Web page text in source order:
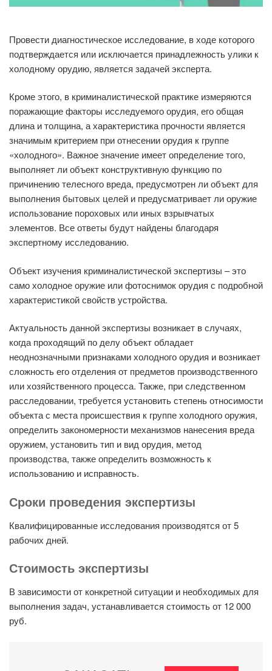
Провести диагностическое исследование, в ходе которого
подтверждается или исключается принадлежность улики к
холодному орудию, является задачей эксперта.
Кроме этого, в криминалистической практике измеряются
поражающие факторы исследуемого орудия, его общая
длина и толщина, а характеристика прочности является
значимым критерием при отнесении орудия к группе
«холодного». Важное значение имеет определение того,
выполняет ли объект конструктивную функцию по
причинению телесного вреда, предусмотрен ли объект для
выполнения бытовых целей и предусматривает ли оружие
использование пороховых или иных взрывчатых
элементов. Все ответы будут найдены благодаря
экспертному исследованию.
Объект изучения криминалистической экспертизы – это
само холодное оружие или фотоснимок орудия с подробной
характеристикой свойств устройства.
Актуальность данной экспертизы возникает в случаях,
когда проходящий по делу объект обладает
неоднозначными признаками холодного орудия и возникает
сложность его отделения от предметов производственного
или хозяйственного процесса. Также, при следственном
расследовании, требуется установить степень относимости
объекта с места происшествия к группе холодного оружия,
определить закономерности механизмов нанесения вреда
оружием, установить тип и вид орудия, метод
производства, также определить возможность к
использованию и исправность.
Сроки проведения экспертизы
Квалифицированные исследования производятся от 5
рабочих дней.
Стоимость экспертизы
В зависимости от конкретной ситуации и необходимых для
выполнения задач, устанавливается стоимость от 12 000
руб.